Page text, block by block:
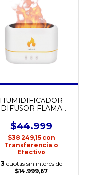
HUMIDIFICADOR
DIFUSOR FLAMA
$44.999
$38.249,15 con
Transferencia o
Efectivo
3 cuotas sin interés de
$14.999,67